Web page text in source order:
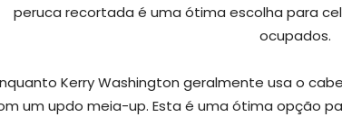
peruca recortada é uma ótima escolha para
ocupados.
Kerry Washington geralmente usa o
um updo meia-up. Esta é uma ótima opção